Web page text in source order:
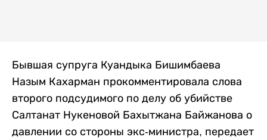
Бывшая супруга Куандыка Бишимбаева
Назым Кахарман прокомментировала слова
второго подсудимого по делу об убийстве
Салтанат Нукеновой Бахытжана Байжанова о
давлении со стороны экс-министра, передает